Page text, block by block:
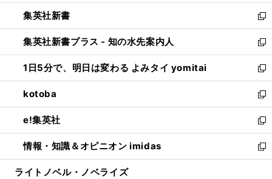
開
く
ウ
で
開
く
ウ
ィ
ン
ド
ウ
で
開
く
し
い
ウ
ィ
ン
ド
ウ
で
開
く
集英社新書
新
し
い
ウ
ィ
ン
ド
ウ
で
開
く
集英社新書プラス - 知の水先案内人
新
し
い
ウ
ィ
ン
ド
ウ
で
開
1日5分で、明日は変わる よみタイ yomitai
新
し
い
ウ
ィ
ン
ド
ウ
kotoba
新
し
い
ウ
ィ
ン
e!集英社
新
し
い
ウ
情報・知識＆オピニオン imidas
新
し
ライトノベル・ノベライズ